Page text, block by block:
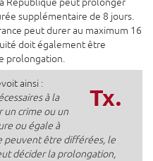
supplémentaire de 8 jours.
peut durer au maximum 16
doit également être
prolongation.
Tx.
ainsi :
à la
un crime ou un
ou égale à
peuvent être différées, le
décider la prolongation,